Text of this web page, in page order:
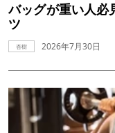
バッグが重い人必
ツ
杏樹 2026年7月30日